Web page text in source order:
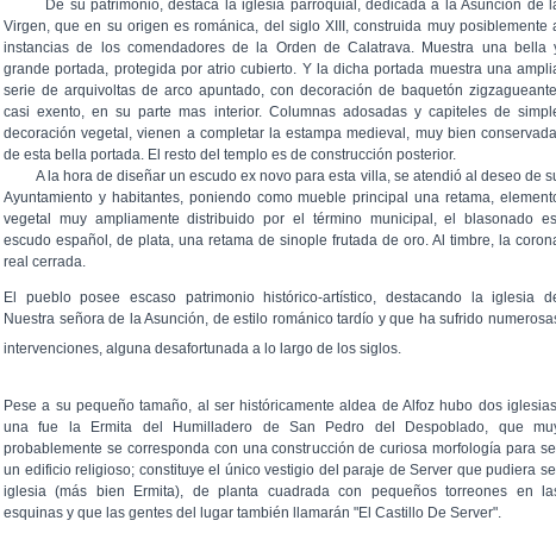
De su patrimonio, destaca la iglesia parroquial, dedicada a la Asunción de
Virgen, que en su origen es románica, del siglo XIII, construida muy posiblemente
instancias de los comendadores de la Orden de Calatrava. Muestra una bella
grande portada, protegida por atrio cubierto. Y la dicha portada muestra una
serie de arquivoltas de arco apuntado, con decoración de baquetón zigzagueante,
casi exento, en su parte mas interior. Columnas adosadas y capiteles de
decoración vegetal, vienen a completar la estampa medieval, muy bien conservada,
de esta bella portada. El resto del templo es de construcción posterior.
A la hora de diseñar un escudo ex novo para esta villa, se atendió al deseo de
Ayuntamiento y habitantes, poniendo como mueble principal una retama,
vegetal muy ampliamente distribuido por el término municipal, el blasonado
escudo español, de plata, una retama de sinople frutada de oro. Al timbre, la
real cerrada.
El pueblo posee escaso patrimonio histórico-artístico, destacando la iglesia
Nuestra señora de la Asunción, de estilo románico tardío y que ha sufrido
intervenciones, alguna desafortunada a lo largo de los siglos.
Pese a su pequeño tamaño, al ser históricamente aldea de Alfoz hubo dos
una fue la Ermita del Humilladero de San Pedro del Despoblado, que
probablemente se corresponda con una construcción de curiosa morfología para
un edificio religioso; constituye el único vestigio del paraje de Server que pudiera
iglesia (más bien Ermita), de planta cuadrada con pequeños torreones en
esquinas y que las gentes del lugar también llamarán "El Castillo De Server".